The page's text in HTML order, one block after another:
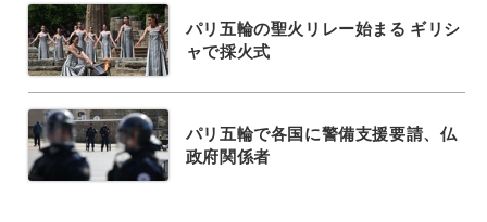
パリ五輪の聖火リレー始まる ギリシ
ャで採火式
パリ五輪で各国に警備支援要請、仏
政府関係者